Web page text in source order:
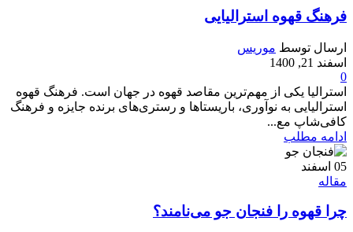
فرهنگ قهوه استرالیایی
ارسال توسط موریس
اسفند 21, 1400
0
استرالیا یکی از مهم‌ترین مقاصد قهوه در جهان است. فرهنگ قهوه
استرالیایی به نوآوری، باریستاها و رستری‌های برنده جایزه و فرهنگ
کافی‌شاپ مع...
ادامه مطلب
05 اسفند
مقاله
چرا قهوه را فنجان جو می‌نامند؟